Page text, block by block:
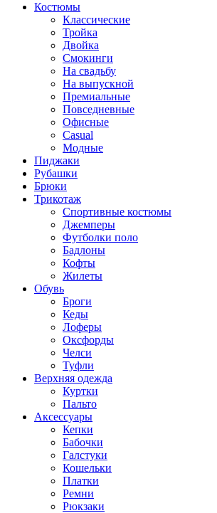
Костюмы
Классические
Тройка
Двойка
Смокинги
На свадьбу
На выпускной
Премиальные
Повседневные
Офисные
Casual
Модные
Пиджаки
Рубашки
Брюки
Трикотаж
Спортивные костюмы
Джемперы
Футболки поло
Бадлоны
Кофты
Жилеты
Обувь
Броги
Кеды
Лоферы
Оксфорды
Челси
Туфли
Верхняя одежда
Куртки
Пальто
Аксессуары
Кепки
Бабочки
Галстуки
Кошельки
Платки
Ремни
Рюкзаки